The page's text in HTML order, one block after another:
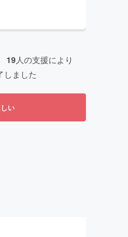
19人の支援により
しました
い